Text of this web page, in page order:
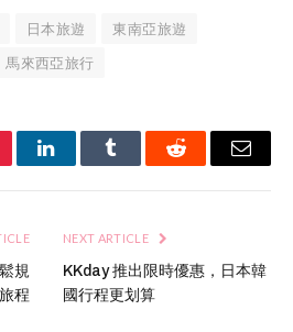
日本旅遊
東南亞旅遊
馬來西亞旅行
LinkedInTumblr Reddit Email
規
程
NEXT ARTICLE
KKday 推出限時優惠，日本韓
國行程更划算